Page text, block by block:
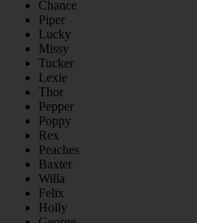
Chance
Piper
Lucky
Missy
Tucker
Lexie
Thor
Pepper
Poppy
Rex
Peaches
Baxter
Willa
Felix
Holly